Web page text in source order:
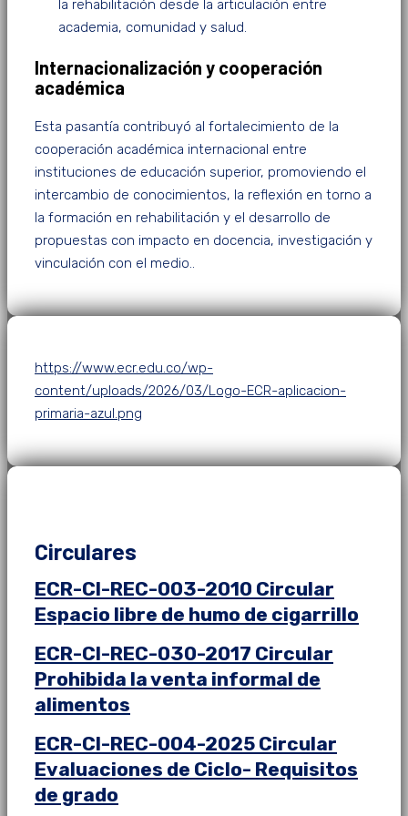
la rehabilitación desde la articulación entre
academia, comunidad y salud.
Internacionalización y cooperación
académica
Esta pasantía contribuyó al fortalecimiento de la
cooperación académica internacional entre
instituciones de educación superior, promoviendo el
intercambio de conocimientos, la reflexión en torno a
la formación en rehabilitación y el desarrollo de
propuestas con impacto en docencia, investigación y
vinculación con el medio..
https://www.ecr.edu.co/wp-
content/uploads/2026/03/Logo-ECR-aplicacion-
primaria-azul.png
Circulares
ECR-CI-REC-003-2010 Circular
Espacio libre de humo de cigarrillo
ECR-CI-REC-030-2017 Circular
Prohibida la venta informal de
alimentos
ECR-CI-REC-004-2025 Circular
Evaluaciones de Ciclo- Requisitos
de grado